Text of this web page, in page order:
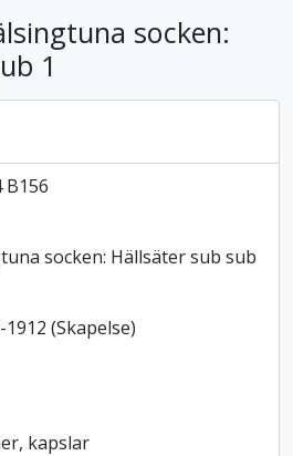
socken:
1
B156
socken: Hällsäter sub sub
1912 (Skapelse)
kapslar